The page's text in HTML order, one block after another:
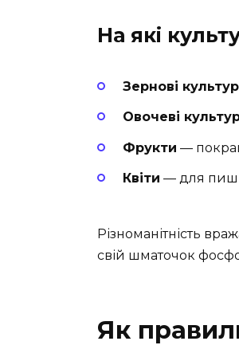
На які
Зернові
Овочеві
Фрукти —
Квіти — для
Різноманітність
свій шматочок
Як